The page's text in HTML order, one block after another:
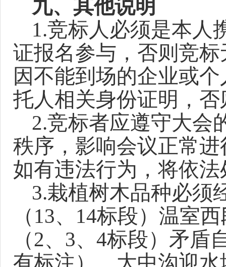
九、其他说明
1.竞标人必须是本人
证报名参与，否则 竞标
因不能到场的企业或
托人相关身份证明，
2.竞标者应遵守大会
秩序，影响会议正常
如有违法行为，将依法
3.栽植树木品种必须
（ 13、14标段）温室
（2、3、4标段）矛